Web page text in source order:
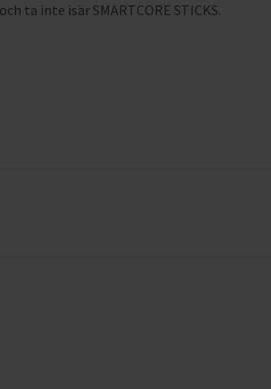
ta inte isär SMARTCORE STICKS.